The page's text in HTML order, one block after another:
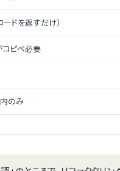
ードを返すだけ）
ピペ必要
内のみ